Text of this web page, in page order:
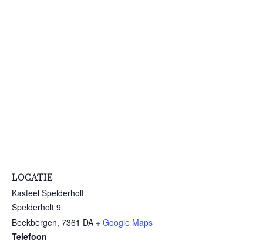
LOCATIE
Kasteel Spelderholt
Spelderholt 9
Beekbergen, 7361 DA + Google Maps
Telefoon